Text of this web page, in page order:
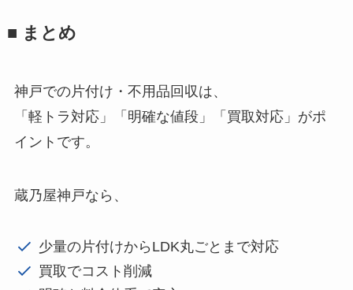
■ まとめ
神戸での片付け・不用品回収は、
「軽トラ対応」「明確な値段」「買取対応」がポ
イントです。
蔵乃屋神戸なら、
少量の片付けからLDK丸ごとまで対応
買取でコスト削減